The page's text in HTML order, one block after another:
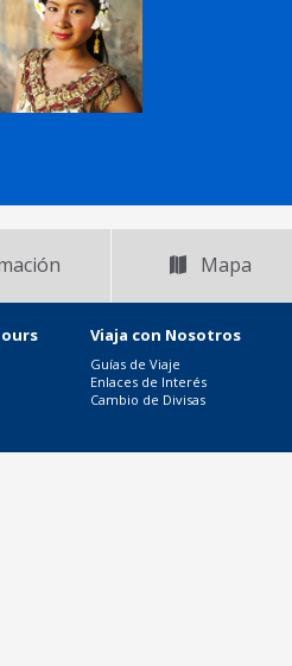
Mapa
Viaja con Nosotros
Guías de Viaje
Enlaces de Interés
Cambio de Divisas